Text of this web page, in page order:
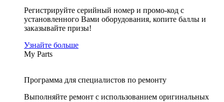
Регистрируйте серийный номер и промо-код с
установленного Вами оборудования, копите баллы и
заказывайте призы!
Узнайте больше
My Parts
Программа для специалистов по ремонту
Выполняйте ремонт с использованием оригинальных